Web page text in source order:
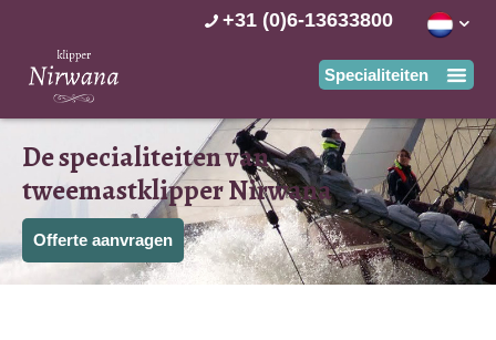
+31 (0)6-13633800
De specialiteiten van
tweemastklipper Nirwana
Offerte aanvragen